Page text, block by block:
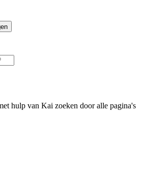
hulp van Kai zoeken door alle pagina's